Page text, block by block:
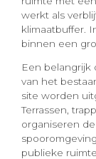
werkt als
klimaatbuffer.
binnen een
Een belangrijk
van het
site worden
Terrassen,
organiseren
publieke